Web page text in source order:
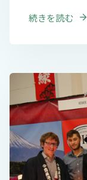
続きを読む